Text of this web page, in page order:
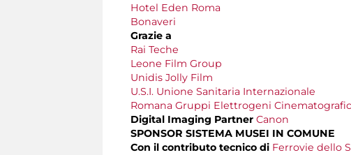
Hotel Eden Roma
Bonaveri
Grazie a
Rai Teche
Leone Film Group
Unidis Jolly Film
U.S.I. Unione Sanitaria Internazionale
Romana Gruppi Elettrogeni
Digital Imaging Partner Canon
SPONSOR SISTEMA MUSEI IN COMUNE
Con il contributo tecnico di Ferrovie dello